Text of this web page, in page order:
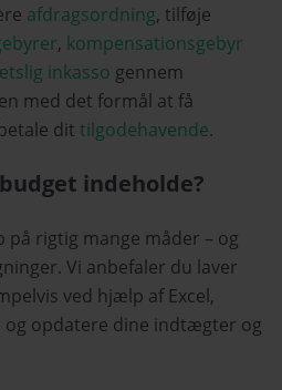
afdragsordning, tilføje
, kompensationsgebyr
inkasso gennem
med det formål at få
dit tilgodehavende.
indeholde?
rigtig mange måder – og
Vi anbefaler du laver
ved hjælp af Excel,
opdatere dine indtægter og